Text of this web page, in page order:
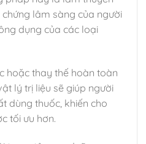
lâm sàng của người
dụng của các loại
hoặc thay thế hoàn toàn
lý trị liệu sẽ giúp người
dùng thuốc, khiến cho
tối ưu hơn.